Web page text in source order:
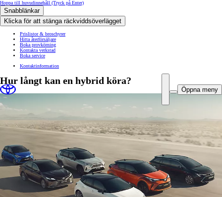
Hoppa till huvudinnehåll (Tryck på Enter)
Snabblänkar
Klicka för att stänga räckviddsöverlägget
Prislistor & broschyrer
Hitta återförsäljare
Boka provkörning
Kontakta verkstad
Boka service
Kontaktinformation
Öppna meny
Hur långt kan en hybrid köra?